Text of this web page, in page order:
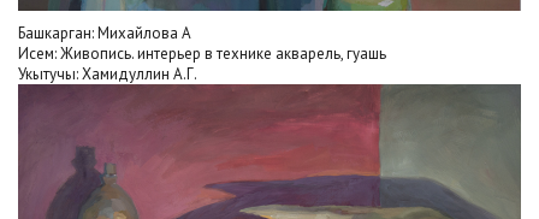
Башкарган: Михайлова А
Исем: Живопись. интерьер в технике акварель, гуашь
Укытучы: Хамидуллин А.Г.